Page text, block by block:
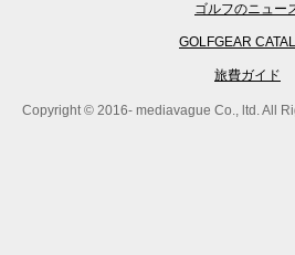
ゴルフのニュー
GOLFGEAR
旅費ガイド
Copyright © 2016- mediavague Co., ltd. All